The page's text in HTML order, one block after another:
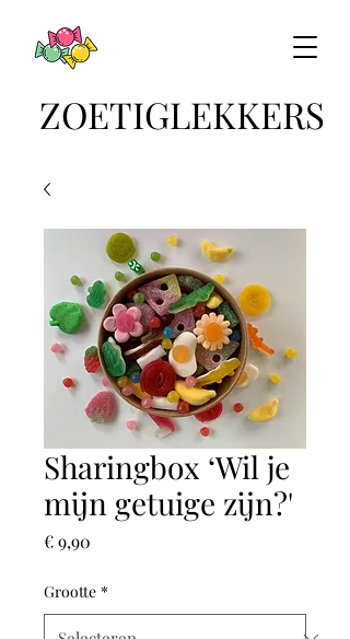
ZOETIGLEKKERS
Sharingbox ‘Wil je
mijn getuige zijn?'
€ 9,90
Grootte *